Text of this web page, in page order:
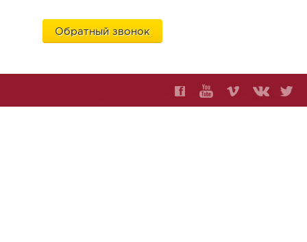
Обратный звонок